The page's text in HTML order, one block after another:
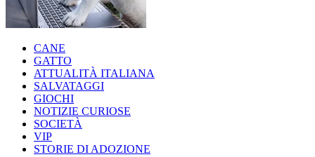
CANE
GATTO
ATTUALITÀ ITALIANA
SALVATAGGI
GIOCHI
NOTIZIE CURIOSE
SOCIETÀ
VIP
STORIE DI ADOZIONE